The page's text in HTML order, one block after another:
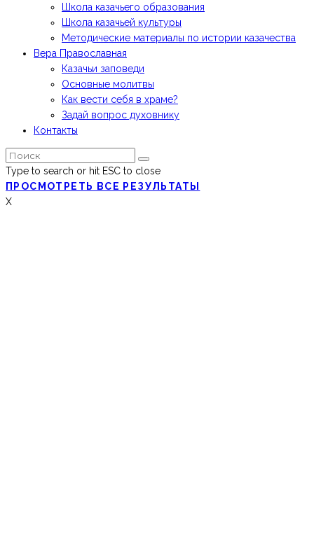
Школа казачьего образования
Школа казачьей культуры
Методические материалы по истории казачества
Вера Православная
Казачьи заповеди
Основные молитвы
Как вести себя в храме?
Задай вопрос духовнику
Контакты
Type to search or hit ESC to close
ПРОСМОТРЕТЬ ВСЕ РЕЗУЛЬТАТЫ
X